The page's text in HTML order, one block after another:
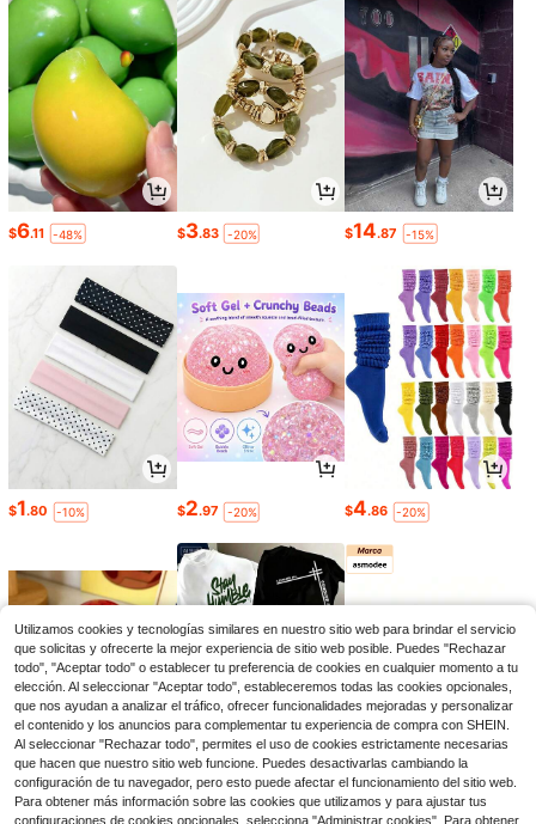
$6.11 -48% $3.83 -20% $14.87 -15%
$1.80 -10% $2.97 -20% $4.86 -20%
$4.14 -19% $9.11 -24% $5.42 -5%
Utilizamos cookies y tecnologías similares en nuestro sitio web para brindar el servicio
que solicitas y ofrecerte la mejor experiencia de sitio web posible. Puedes "Rechazar
todo", "Aceptar todo" o establecer tu preferencia de cookies en cualquier momento a tu
elección. Al seleccionar "Aceptar todo", estableceremos todas las cookies opcionales,
que nos ayudan a analizar el tráfico, ofrecer funcionalidades mejoradas y personalizar
el contenido y los anuncios para complementar tu experiencia de compra con SHEIN.
Al seleccionar "Rechazar todo", permites el uso de cookies estrictamente necesarias
que hacen que nuestro sitio web funcione. Puedes desactivarlas cambiando la
configuración de tu navegador, pero esto puede afectar el funcionamiento del sitio web.
Para obtener más información sobre las cookies que utilizamos y para ajustar tus
configuraciones de cookies opcionales, selecciona "Administrar cookies". Para obtener